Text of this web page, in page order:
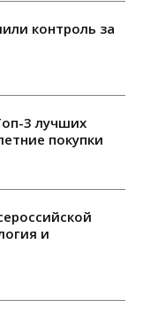
контроль за
3 лучших
покупки
и